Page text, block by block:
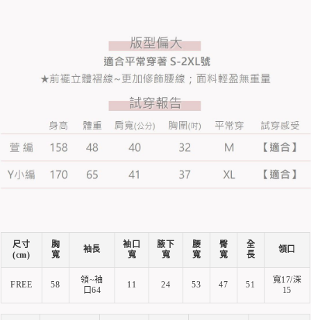
尺寸
(cm)
胸
寬
袖長
袖口
寬
腋下
寬
腰
寬
臀
寬
全
長
領口
FREE 58
領~袖
口64
11 24 53 47 51
寬17/深
15